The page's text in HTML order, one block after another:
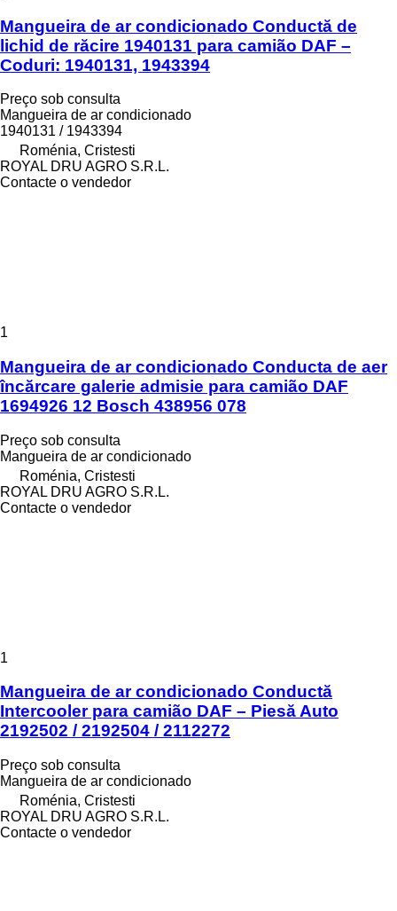
Mangueira de ar condicionado Conductă de
lichid de răcire 1940131 para camião DAF –
Coduri: 1940131, 1943394
Preço sob consulta
Mangueira de ar condicionado
1940131 / 1943394
Roménia, Cristesti
ROYAL DRU AGRO S.R.L.
Contacte o vendedor
1
Mangueira de ar condicionado Conducta de aer
încărcare galerie admisie para camião DAF
1694926 12 Bosch 438956 078
Preço sob consulta
Mangueira de ar condicionado
Roménia, Cristesti
ROYAL DRU AGRO S.R.L.
Contacte o vendedor
1
Mangueira de ar condicionado Conductă
Intercooler para camião DAF – Piesă Auto
2192502 / 2192504 / 2112272
Preço sob consulta
Mangueira de ar condicionado
Roménia, Cristesti
ROYAL DRU AGRO S.R.L.
Contacte o vendedor